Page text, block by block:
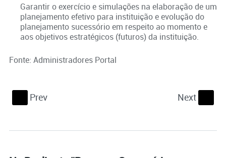
Garantir o exercício e simulações na elaboração de um
planejamento efetivo para instituição e evolução do
planejamento sucessório em respeito ao momento e
aos objetivos estratégicos (futuros) da instituição.
Fonte: Administradores Portal
Prev Next